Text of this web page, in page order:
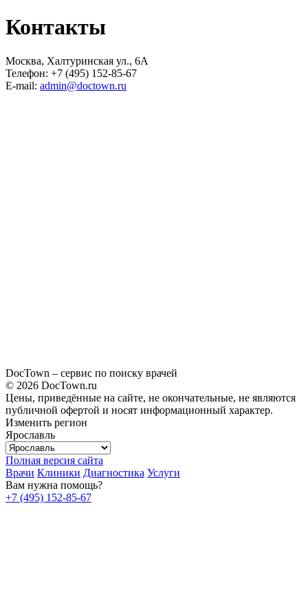
Контакты
Москва, Халтуринская ул., 6А
Телефон: +7 (495) 152-85-67
E-mail: admin@doctown.ru
DocTown – сервис по поиску врачей
© 2026 DocTown.ru
Цены, приведённые на сайте, не окончательные, не являются
публичной офертой и носят информационный характер.
Изменить регион
Ярославль
Полная версия сайта
Врачи Клиники Диагностика Услуги
Вам нужна помощь?
+7 (495) 152-85-67